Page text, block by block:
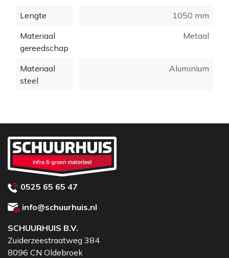
Lengte
1050 mm
Materiaal
gereedschap
Metaal
Materiaal
steel
Aluminium
0525 65 65 47
info@schuurhuis.nl
SCHUURHUIS B.V.
Zuiderzeestraatweg 384
8096 CN Oldebroek